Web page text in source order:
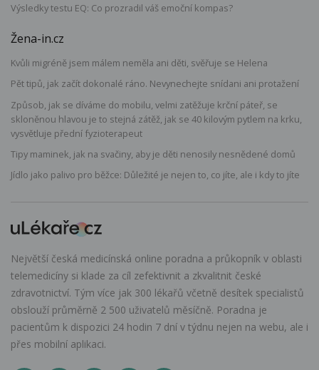
Výsledky testu EQ: Co prozradil váš emoční kompas?
Žena-in.cz
Kvůli migréně jsem málem neměla ani děti, svěřuje se Helena
Pět tipů, jak začít dokonalé ráno. Nevynechejte snídani ani protažení
Způsob, jak se díváme do mobilu, velmi zatěžuje krční páteř, se
skloněnou hlavou je to stejná zátěž, jak se 40 kilovým pytlem na krku,
vysvětluje přední fyzioterapeut
Tipy maminek, jak na svačiny, aby je děti nenosily nesnědené domů
Jídlo jako palivo pro běžce: Důležité je nejen to, co jíte, ale i kdy to jíte
Největší česká medicínská online poradna a průkopník v oblasti
telemedicíny si klade za cíl zefektivnit a zkvalitnit české
zdravotnictví. Tým více jak 300 lékařů včetně desítek specialistů
obslouží průměrně 2 500 uživatelů měsíčně. Poradna je
pacientům k dispozici 24 hodin 7 dní v týdnu nejen na webu, ale i
přes mobilní aplikaci.